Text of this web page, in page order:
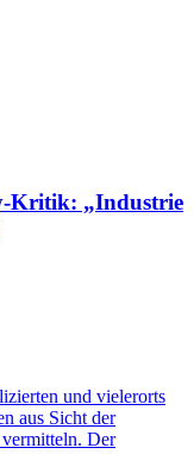
Kritik: „Industrie
und vielerorts
aus Sicht der
Der